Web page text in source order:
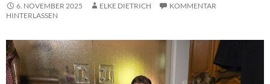
6. NOVEMBER 2025 ELKE DIETRICH
KOMMENTAR
HINTERLASSEN